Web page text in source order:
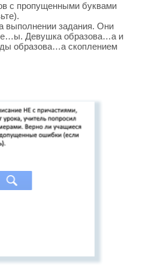
с пропущенными буквами
выполнении задания. Они
Девушка образова…а и
образова…а скоплением